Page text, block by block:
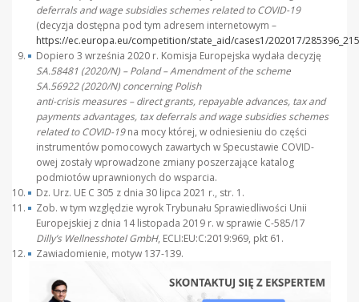
deferrals and wage subsidies schemes related to COVID-19
(decyzja dostępna pod tym adresem internetowym –
https://ec.europa.eu/competition/state_aid/cases1/202017/
Dopiero 3 września 2020 r. Komisja Europejska wydała decyzję
SA.58481 (2020/N) – Poland – Amendment of the scheme
SA.56922 (2020/N) concerning Polish
anti-crisis measures – direct grants, repayable advances, tax and
payments advantages, tax deferrals and wage subsidies schemes
related to COVID-19na mocy której, w odniesieniu do części
instrumentów pomocowych zawartych w Specustawie COVID-
owej zostały wprowadzone zmiany poszerzające katalog
podmiotów uprawnionych do wsparcia.
Dz. Urz. UE C 305 z dnia 30 lipca 2021 r., str. 1.
Zob. w tym względzie wyrok Trybunału Sprawiedliwości Unii
Europejskiej z dnia 14 listopada 2019 r. w sprawie C-585/17
Dilly’s Wellnesshotel GmbH, ECLI:EU:C:2019:969, pkt 61.
Zawiadomienie, motyw 137-139.